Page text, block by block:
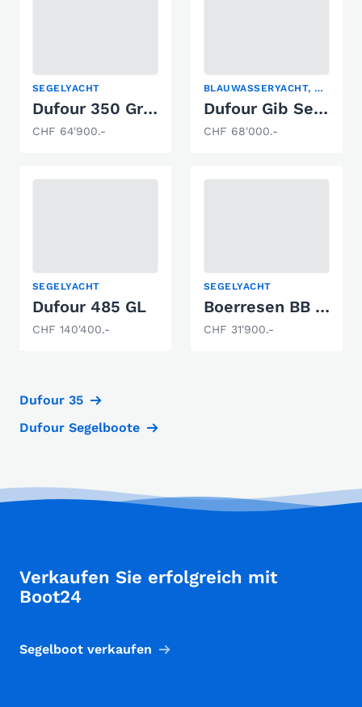
SEGELYACHT
Dufour 350 Grand Large
CHF 64'900.-
BLAUWASSERYACHT, SEGELYACHT
Dufour Gib Sea 37
CHF 68'000.-
SEGELYACHT
Dufour 485 GL
CHF 140'400.-
SEGELYACHT
Boerresen BB 10
CHF 31'900.-
Dufour 35
Dufour Segelboote
Verkaufen Sie erfolgreich mit
Boot24
Segelboot verkaufen